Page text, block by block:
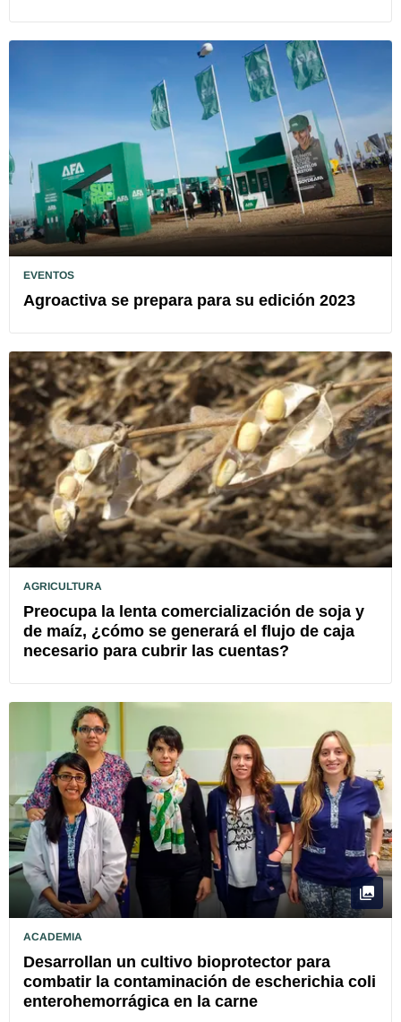
EVENTOS
Agroactiva se prepara para su edición 2023
AGRICULTURA
Preocupa la lenta comercialización de soja y
de maíz, ¿cómo se generará el flujo de caja
necesario para cubrir las cuentas?
ACADEMIA
Desarrollan un cultivo bioprotector para
combatir la contaminación de escherichia coli
enterohemorrágica en la carne